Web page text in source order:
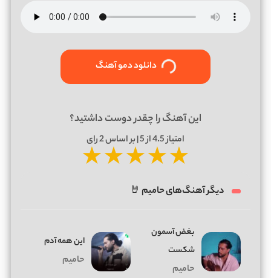
دانلود دمو آهنگ
این آهنگ را چقدر دوست داشتید؟
امتیاز4.5از 5 | بر اساس 2رای
★★★★★
دیگر آهنگ‌های حامیم 🤘
بغض آسمون
شکست
حامیم
این همه آدم
حامیم